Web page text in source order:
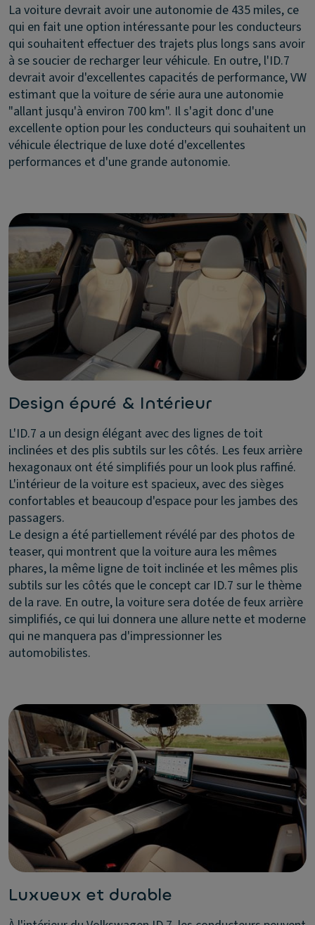
La voiture devrait avoir une autonomie de 435 miles, ce
qui en fait une option intéressante pour les conducteurs
qui souhaitent effectuer des trajets plus longs sans avoir
à se soucier de recharger leur véhicule. En outre, l'ID.7
devrait avoir d'excellentes capacités de performance, VW
estimant que la voiture de série aura une autonomie
"allant jusqu'à environ 700 km". Il s'agit donc d'une
excellente option pour les conducteurs qui souhaitent un
véhicule électrique de luxe doté d'excellentes
performances et d'une grande autonomie.
Design épuré & Intérieur
L'ID.7 a un design élégant avec des lignes de toit
inclinées et des plis subtils sur les côtés. Les feux arrière
hexagonaux ont été simplifiés pour un look plus raffiné.
L'intérieur de la voiture est spacieux, avec des sièges
confortables et beaucoup d'espace pour les jambes des
passagers.
Le design a été partiellement révélé par des photos de
teaser, qui montrent que la voiture aura les mêmes
phares, la même ligne de toit inclinée et les mêmes plis
subtils sur les côtés que le concept car ID.7 sur le thème
de la rave. En outre, la voiture sera dotée de feux arrière
simplifiés, ce qui lui donnera une allure nette et moderne
qui ne manquera pas d'impressionner les
automobilistes.
Luxueux et durable